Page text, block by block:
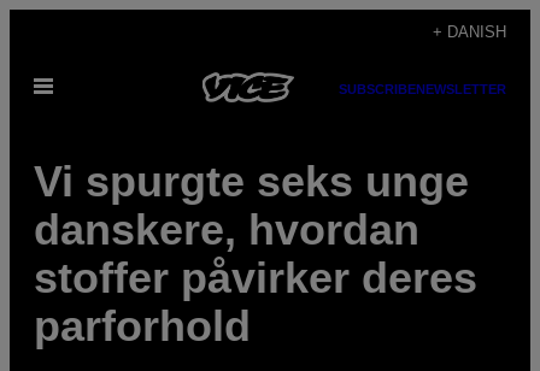
indhold
+ DANISH
Åbn
SUBSCRIBENEWSLETTER
Vi spurgte seks unge
danskere, hvordan
stoffer påvirker deres
parforhold